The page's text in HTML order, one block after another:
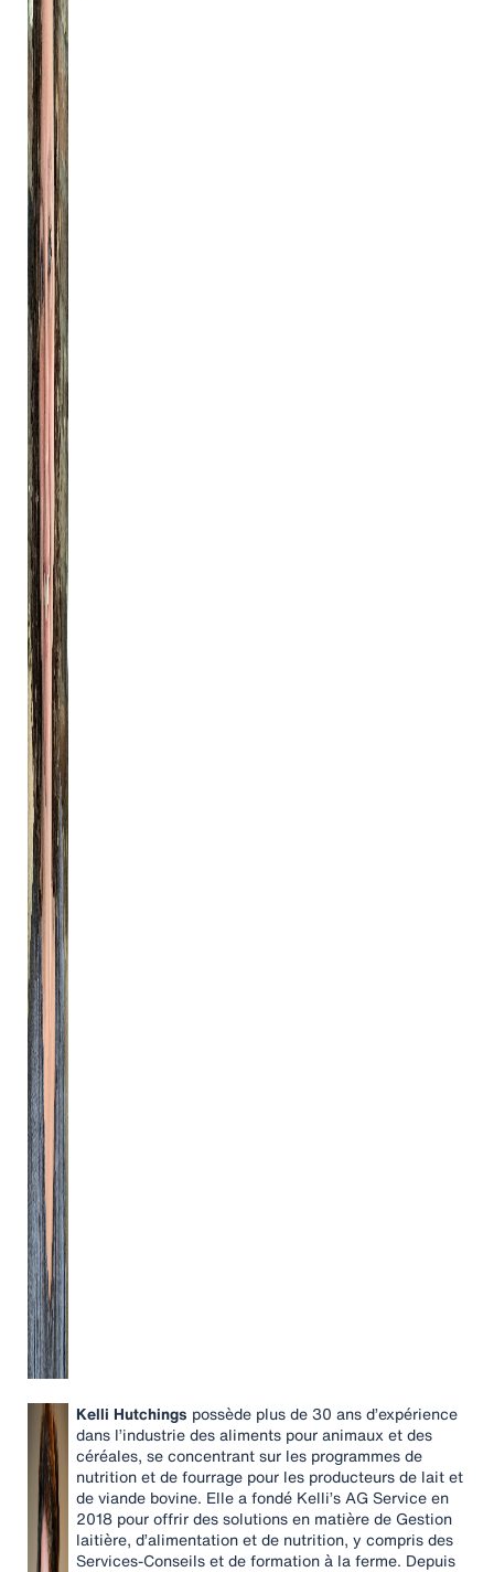
Kelli Hutchings possède plus de 30 ans d’expérience
dans l’industrie des aliments pour animaux et des
céréales, se concentrant sur les programmes de
nutrition et de fourrage pour les producteurs de lait et
de viande bovine. Elle a fondé Kelli’s AG Service en
2018 pour offrir des solutions en matière de Gestion
laitière, d’alimentation et de nutrition, y compris des
Services-Conseils et de formation à la ferme. Depuis